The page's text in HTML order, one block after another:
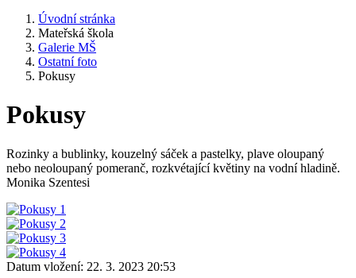
Úvodní stránka
Mateřská škola
Galerie MŠ
Ostatní foto
Pokusy
Pokusy
Rozinky a bublinky, kouzelný sáček a pastelky, plave oloupaný
nebo neoloupaný pomeranč, rozkvétající květiny na vodní hladině.
Monika Szentesi
Datum vložení: 22. 3. 2023 20:53